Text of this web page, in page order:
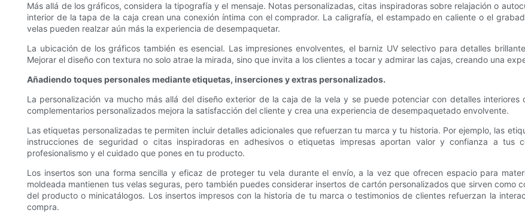
Más allá de los gráficos, considera la tipografía y el mensaje. Notas personalizadas, citas inspiradoras sobre relajación o
interior de la tapa de la caja crean una conexión íntima con el comprador. La caligrafía, el estampado en caliente o el
velas pueden realzar aún más la experiencia de desempaquetar.
La ubicación de los gráficos también es esencial. Las impresiones envolventes, el barniz UV selectivo para detalles
Mejorar el diseño con textura no solo atrae la mirada, sino que invita a los clientes a tocar y admirar las cajas, creando una
Añadiendo toques personales mediante etiquetas, inserciones y extras personalizados.
La personalización va mucho más allá del diseño exterior de la caja de la vela y se puede potenciar con detalles
complementarios personalizados mejora la satisfacción del cliente y crea una experiencia de desempaquetado envolvente.
Las etiquetas personalizadas te permiten incluir detalles adicionales que refuerzan tu marca y tu historia. Por ejemplo, las
instrucciones de seguridad o citas inspiradoras en adhesivos o etiquetas impresas aportan valor y confianza a tus
profesionalismo y el cuidado que pones en tu producto.
Los insertos son una forma sencilla y eficaz de proteger tu vela durante el envío, a la vez que ofrecen espacio para
moldeada mantienen tus velas seguras, pero también puedes considerar insertos de cartón personalizados que sirven
del producto o minicatálogos. Los insertos impresos con la historia de tu marca o testimonios de clientes refuerzan la
compra.